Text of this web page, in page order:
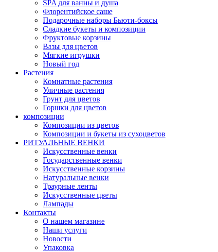
SPA для ванны и душа
Флорентийское саше
Подарочные наборы Бьюти-боксы
Сладкие букеты и композиции
Фруктовые корзины
Вазы для цветов
Мягкие игрушки
Новый год
Растения
Комнатные растения
Уличные растения
Грунт для цветов
Горшки для цветов
композиции
Композиции из цветов
Композиции и букеты из сухоцветов
РИТУАЛЬНЫЕ ВЕНКИ
Искусственные венки
Государственные венки
Искусственные корзины
Натуральные венки
Траурные ленты
Искусственные цветы
Лампады
Контакты
О нашем магазине
Наши услуги
Новости
Упаковка